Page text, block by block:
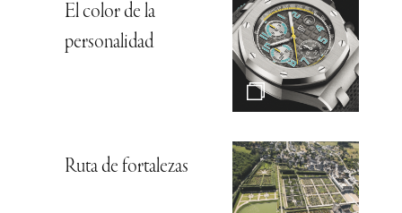
El color de la
personalidad
Ruta de fortalezas